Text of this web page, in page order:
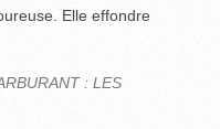
Elle effondre
: LES